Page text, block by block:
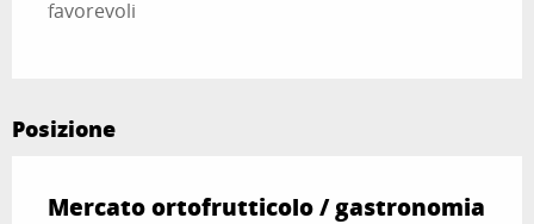
favorevoli
Posizione
Mercato ortofrutticolo / gastronomia